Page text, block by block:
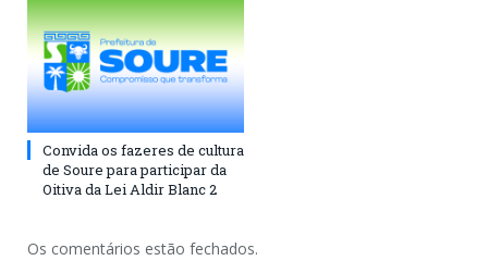
Convida os fazeres de cultura
de Soure para participar da
Oitiva da Lei Aldir Blanc 2
Os comentários estão fechados.